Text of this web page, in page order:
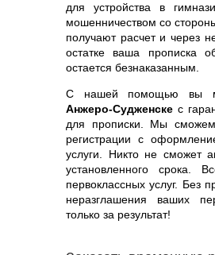
для устройства в
мошенничеством со
получают расчет и через
остатке ваша прописка
остается безнаказанным.
С нашей помощью вы
Анжеро-Судженске с
для прописки. Мы
регистрации с
услуги. Никто не сможет
установленного срока.
первоклассных услуг. Без
неразглашения ваших
только за результат!